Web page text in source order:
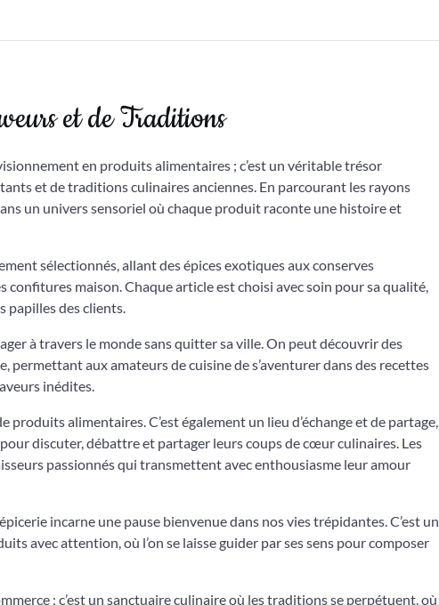
et de Traditions
en produits alimentaires ; c’est un véritable trésor
et de traditions culinaires anciennes. En parcourant les rayons
un univers sensoriel où chaque produit raconte une histoire et
sélectionnés, allant des épices exotiques aux conserves
confitures maison. Chaque article est choisi avec soin pour sa qualité,
papilles des clients.
à travers le monde sans quitter sa ville. On peut découvrir des
permettant aux amateurs de cuisine de s’aventurer dans des recettes
inédites.
produits alimentaires. C’est également un lieu d’échange et de partage,
discuter, débattre et partager leurs coups de cœur culinaires. Les
passionnés qui transmettent avec enthousiasme leur amour
incarne une pause bienvenue dans nos vies trépidantes. C’est un
avec attention, où l’on se laisse guider par ses sens pour composer
; c’est un sanctuaire culinaire où les traditions se perpétuent, où